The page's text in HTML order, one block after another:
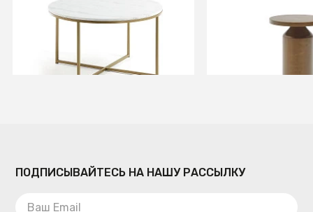
Журнальный столик Sheffield
80 см
В КОРЗИНУ
медный
ПОДПИСЫВАЙТЕСЬ НА НАШУ РАССЫЛКУ